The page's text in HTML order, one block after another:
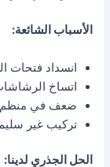
الأسباب الشائعة:
انسداد فتحات
اتساخ
ضعف في منظم
تركيب غير
الحل الجذري لدينا: